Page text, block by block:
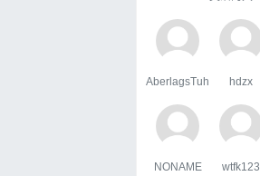
AberlagsTuh hdzx
NONAME wtfk123